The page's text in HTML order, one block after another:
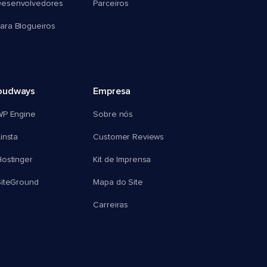
Blogueiros
Parceiros
Engine
Empresa
Sobre nós
Customer Reviews
Kit de Imprensa
Mapa do Site
Carreiras